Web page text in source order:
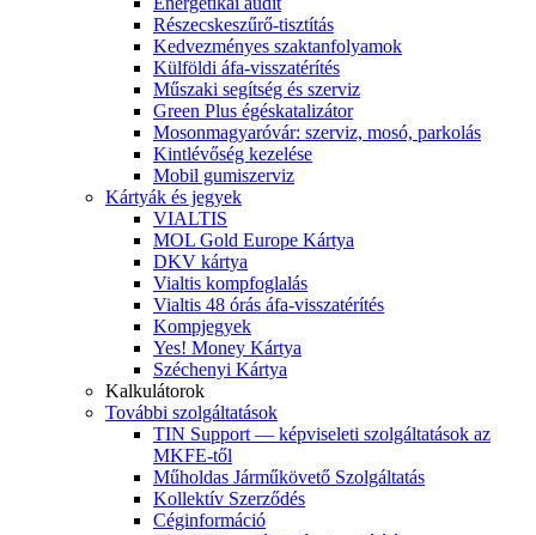
Részecskeszűrő-tisztítás
Kedvezményes szaktanfolyamok
Külföldi áfa-visszatérítés
Műszaki segítség és szerviz
Green Plus égéskatalizátor
Mosonmagyaróvár: szerviz, mosó, parkolás
Kintlévőség kezelése
Mobil gumiszerviz
Kártyák és jegyek
VIALTIS
MOL Gold Europe Kártya
DKV kártya
Vialtis kompfoglalás
Vialtis 48 órás áfa-visszatérítés
Kompjegyek
Yes! Money Kártya
Széchenyi Kártya
Kalkulátorok
További szolgáltatások
TIN Support — képviseleti szolgáltatások az
MKFE-től
Műholdas Járműkövető Szolgáltatás
Kollektív Szerződés
Céginformáció